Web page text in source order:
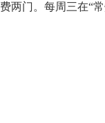
费两门。每周三在“